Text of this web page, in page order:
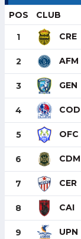
POS CLUB
1 CRE
2 AFM
3 GEN
4 COD
5 OFC
6 CDM
7 CER
8 CAI
9 UPN